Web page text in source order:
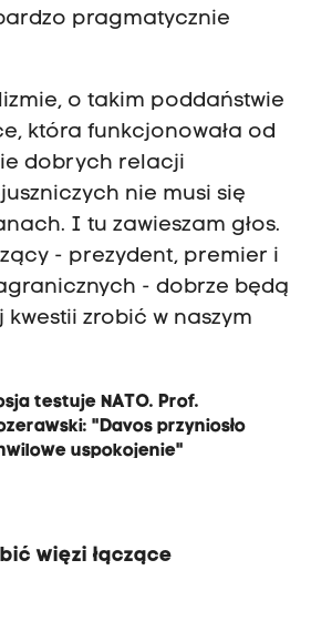
pragmatycznie
o takim poddaństwie
która funkcjonowała od
dobrych relacji
nie musi się
I tu zawieszam głos.
- prezydent, premier i
- dobrze będą
kwestii zrobić w naszym
testuje NATO. Prof.
"Davos przyniosło
uspokojenie"
więzi łączące